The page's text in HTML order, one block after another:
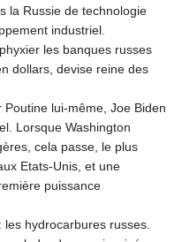
4920.499886
61.581589
2427.420348
4155.540854
46.35313
54.339702
17.862554
1999.409468
19.816182
73.884528
la Russie de technologie
industriel.
les banques russes
dollars, devise reine des
lui-même, Joe Biden
Lorsque Washington
cela passe, le plus
Etats-Unis, et une
puissance
hydrocarbures russes.